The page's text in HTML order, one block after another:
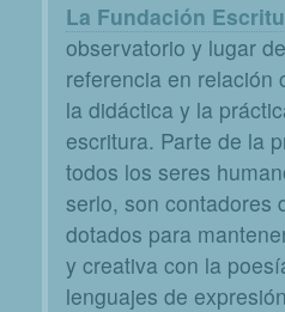
La Fundación
observatorio y lugar
referencia en relación
la didáctica y la
escritura. Parte de la
todos los seres
serlo, son contadores
dotados para
y creativa con la
lenguajes de